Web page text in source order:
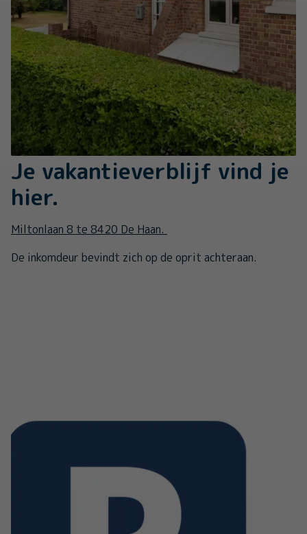
Je vakantieverblijf vind je
hier.
Miltonlaan 8 te 8420 De Haan.
De inkomdeur bevindt zich op de oprit achteraan.